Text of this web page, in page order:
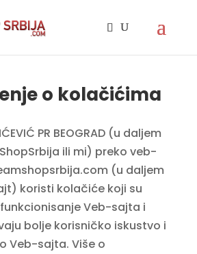
o kolačićima
PR BEOGRAD (u daljem
ili mi) preko veb-
(u daljem
koristi kolačiće koji su
Veb-sajta i
bolje korisničko iskustvo i
Veb-sajta. Više o